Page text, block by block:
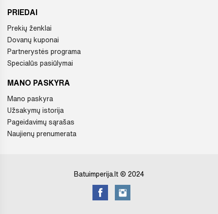
PRIEDAI
Prekių ženklai
Dovanų kuponai
Partnerystės programa
Specialūs pasiūlymai
MANO PASKYRA
Mano paskyra
Užsakymų istorija
Pageidavimų sąrašas
Naujienų prenumerata
Batuimperija.lt © 2024